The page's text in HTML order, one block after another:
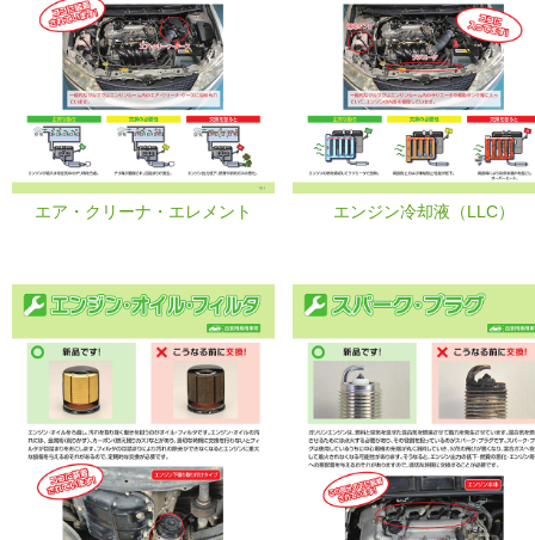
エア・クリーナ・エレメント エンジン冷却液（LLC）